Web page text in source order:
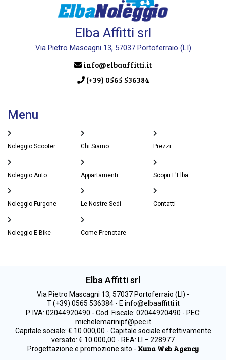
Elba Affitti srl
Via Pietro Mascagni 13, 57037 Portoferraio (LI)
info@elbaaffitti.it
(+39) 0565 536384
Menu
Noleggio Scooter
Noleggio Auto
Noleggio Furgone
Noleggio E-Bike
Chi Siamo
Appartamenti
Le Nostre Sedi
Come Prenotare
Prezzi
Scopri L'Elba
Contatti
Elba Affitti srl
Via Pietro Mascagni 13, 57037 Portoferraio (LI) -
T (+39) 0565 536384 - E info@elbaaffitti.it
P. IVA: 02044920490 - Cod. Fiscale: 02044920490 - PEC:
michelemarinipf@pec.it
Capitale sociale: € 10.000,00 - Capitale sociale effettivamente
versato: € 10.000,00 - REA: LI – 228977
Progettazione e promozione sito - Kuna Web Agency